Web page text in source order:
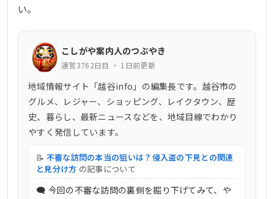
い。
こしがや案内人のつぶやき
運営3762日目 ・ 1日前更新
地域情報サイト「越谷info」の編集長です。越谷市の
グルメ、レジャー、ショッピング、レイクタウン、歴
史、暮らし、最新ニュースなどを、地域目線でわかり
やすく発信しています。
📝 不審な訪問の本当の狙いは？侵入盗の下見との関連
と見分け方 の記事について
🗨 今回の不審な訪問の裏側を掘り下げてみて、や